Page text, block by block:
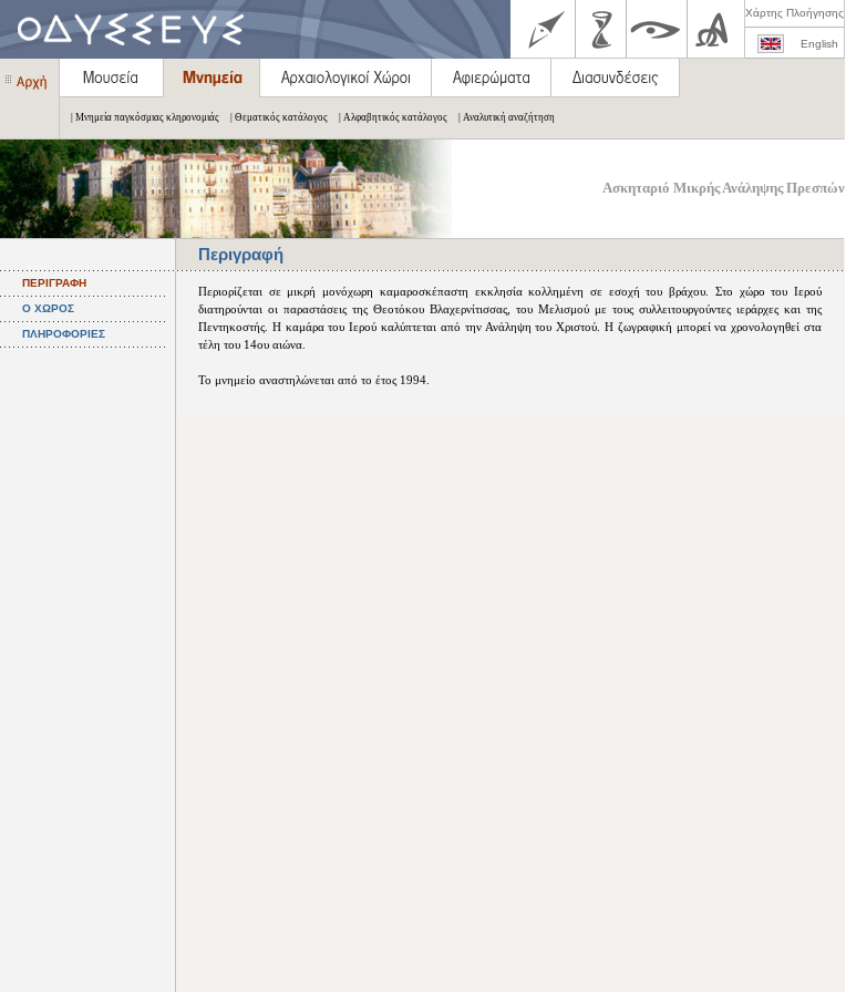
Χάρτης Πλοήγησης
English
| Μνημεία παγκόσμιας κληρονομιάς | Θεματικός κατάλογος | Αλφαβητικός κατάλογος | Αναλυτική αναζήτηση
Ασκηταριό Μικρής Ανάληψης Πρεσπών
Περιγραφή
ΠΕΡΙΓΡΑΦΗ
Ο ΧΩΡΟΣ
ΠΛΗΡΟΦΟΡΙΕΣ
Περιορίζεται σε μικρή μονόχωρη καμαροσκέπαστη εκκλησία κολλημένη σε εσοχή του βράχου. Στο χώρο του Ιερού
διατηρούνται οι παραστάσεις της Θεοτόκου Βλαχερνίτισσας, του Μελισμού με τους συλλειτουργούντες ιεράρχες και της
Πεντηκοστής. Η καμάρα του Ιερού καλύπτεται από την Ανάληψη του Χριστού. Η ζωγραφική μπορεί να χρονολογηθεί στα
τέλη του 14ου αιώνα.
Το μνημείο αναστηλώνεται από το έτος 1994.